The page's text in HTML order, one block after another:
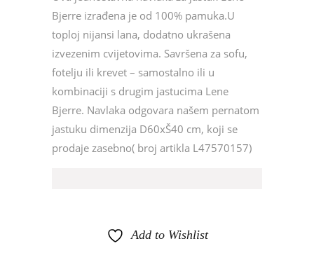
Bjerre izrađena je od 100% pamuka.U
toploj nijansi lana, dodatno ukrašena
izvezenim cvijetovima. Savršena za sofu,
fotelju ili krevet – samostalno ili u
kombinaciji s drugim jastucima Lene
Bjerre. Navlaka odgovara našem pernatom
jastuku dimenzija D60xŠ40 cm, koji se
prodaje zasebno( broj artikla L47570157)
Add to Wishlist